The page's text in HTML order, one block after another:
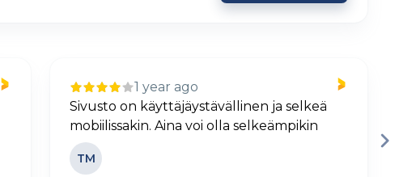
1 year ago
Sivusto on käyttäjäystävällinen ja selkeä
mobiilissakin. Aina voi olla selkeämpikin
TM